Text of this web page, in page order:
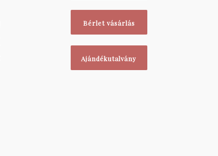
Bérlet vásárlás
Ajándékutalvány